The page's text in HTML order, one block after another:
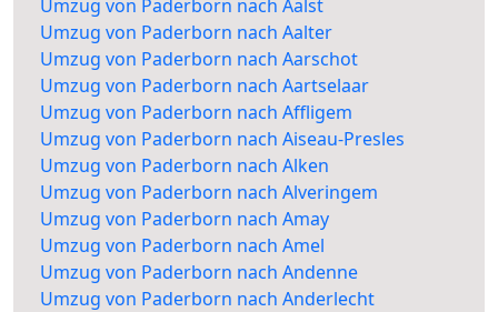
Umzug von Paderborn nach Aalst
Umzug von Paderborn nach Aalter
Umzug von Paderborn nach Aarschot
Umzug von Paderborn nach Aartselaar
Umzug von Paderborn nach Affligem
Umzug von Paderborn nach Aiseau-Presles
Umzug von Paderborn nach Alken
Umzug von Paderborn nach Alveringem
Umzug von Paderborn nach Amay
Umzug von Paderborn nach Amel
Umzug von Paderborn nach Andenne
Umzug von Paderborn nach Anderlecht